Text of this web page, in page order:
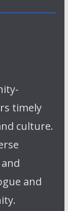
timely
culture.
and